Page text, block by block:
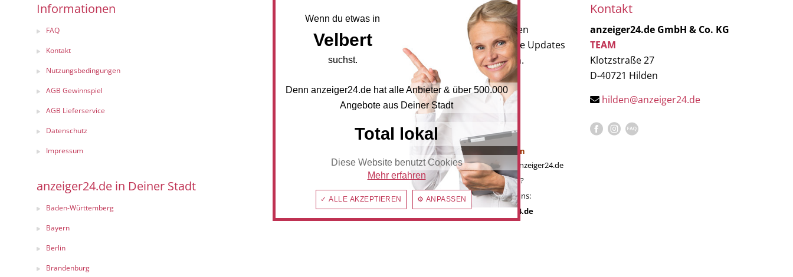
Informationen
FAQ
Kontakt
Nutzungsbedingungen
AGB Gewinnspiel
AGB Lieferservice
Datenschutz
Impressum
anzeiger24.de in Deiner Stadt
Baden-Württemberg
Bayern
Berlin
Brandenburg
Melden Sie sich für unseren
Newsletter an, um neueste Updates
und Angebote zu erhalten.
NEWSLETTER BESTELLEN
Mediadaten
Werbung buchen
Sie möchten auf anzeiger24.de
Werbung schalten?
Kontaktieren Sie uns:
post@anzeiger24.de
Kontakt
anzeiger24.de GmbH & Co. KG
TEAM
Klotzstraße 27
D-40721 Hilden
hilden@anzeiger24.de
Wenn du etwas in
Velbert
suchst.
Denn anzeiger24.de hat alle Anbieter & über 500.000
Angebote aus Deiner Stadt
Total lokal
Diese Website benutzt Cookies
Mehr erfahren
✓ ALLE AKZEPTIEREN ⚙ ANPASSEN